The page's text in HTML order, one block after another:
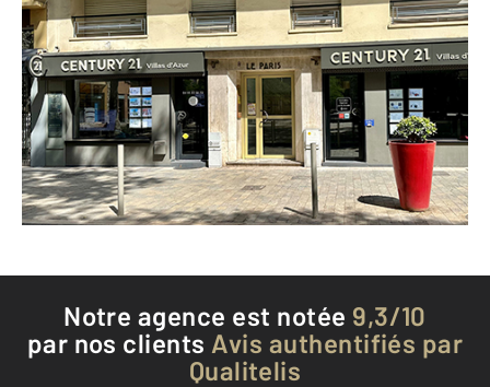
CENTURY 21 Villas d'Azur
92 avenue des Alpes
CAGNES SUR MER - 06800
Envoyer un message
Téléphoner à l'agence
Notre agence est notée 9,3/10
par nos clients Avis authentifiés par
Qualitelis